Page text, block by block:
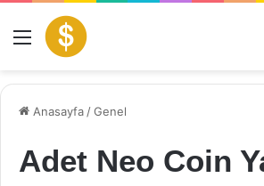
Menü
Anasayfa /Genel
Adet Neo Coin